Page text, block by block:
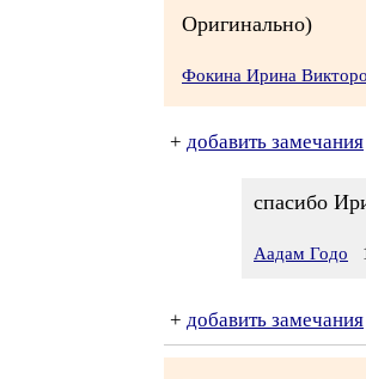
Оригинально)
Фокина Ирина
+ добавить замечания
спасибо
Аадам Годо
+ добавить замечания